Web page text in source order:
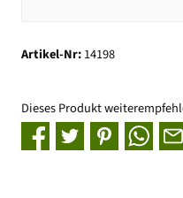
Artikel-Nr:14198
Dieses Produkt